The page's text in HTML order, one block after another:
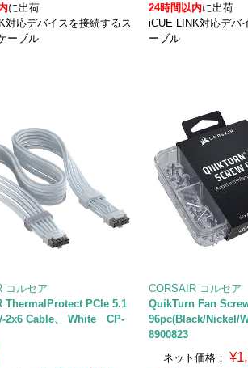
に出荷
対応デバイスを接続するス
ーブル
24時間以内に出荷
iCUE LINK対応デバ
ーブル
コルセア
ThermalProtect PCIe 5.1
2x6 Cable、 White CP-
CORSAIR コルセア
QuikTurn Fan
96pc(Black/Nickel/
8900823
ネット価格：